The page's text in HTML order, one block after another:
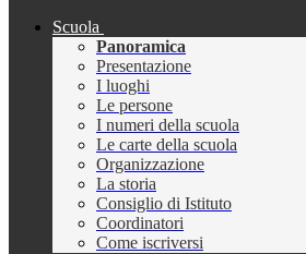
Scuola
Panoramica
Presentazione
I luoghi
Le persone
I numeri della scuola
Le carte della scuola
Organizzazione
La storia
Consiglio di Istituto
Coordinatori
Come iscriversi